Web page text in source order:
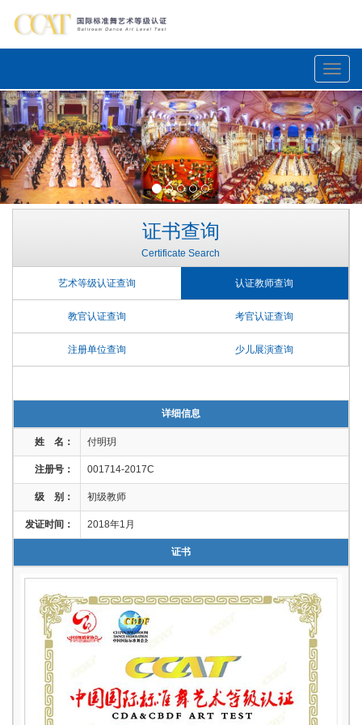
Toggle
Previous
证书查询
Certificate Search
艺术等级认证查询 认证教师查询
教官认证查询 考官认证查询
注册单位查询 少儿展演查询
详细信息
姓 名： 付明玥
注册号： 001714-2017C
级 别： 初级教师
发证时间： 2018年1月
证书